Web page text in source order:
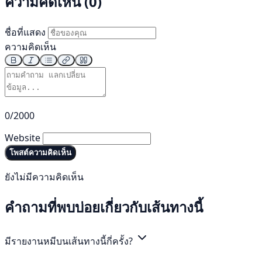
ชื่อที่แสดง
ความคิดเห็น
0/2000
Website
โพสต์ความคิดเห็น
ยังไม่มีความคิดเห็น
คำถามที่พบบ่อยเกี่ยวกับเส้นทางนี้
มีรายงานหมีบนเส้นทางนี้กี่ครั้ง?